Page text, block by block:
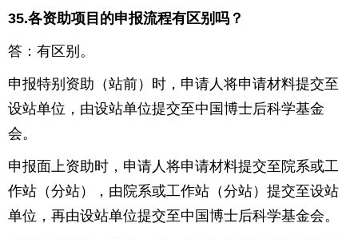
35.各资助项目的申报流程有区别吗？
答：有区别。
申报特别资助（站前）时，申请人将申请材料提交至
设站单位，由设站单位提交至中国博士后科学基金
会。
申报面上资助时，申请人将申请材料提交至院系或工
作站（分站），由院系或工作站（分站）提交至设站
单位，再由设站单位提交至中国博士后科学基金会。